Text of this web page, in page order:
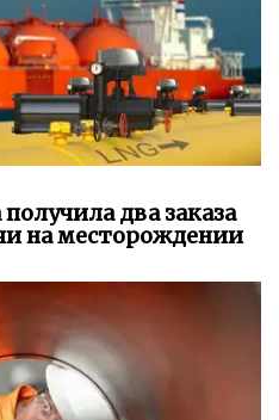
два заказа
на месторождении